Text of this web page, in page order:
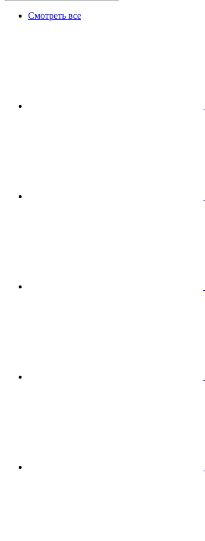
Смотреть все